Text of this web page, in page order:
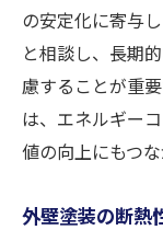
の安定化に寄与
と相談し、長期
慮することが重
は、エネルギー
値の向上にもつな
外壁塗装の断熱